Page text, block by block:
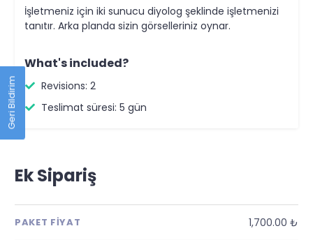
İşletmeniz için iki sunucu diyolog şeklinde işletmenizi
tanıtır. Arka planda sizin görselleriniz oynar.
What's included?
Revisions: 2
Teslimat süresi: 5 gün
Ek Sipariş
PAKET FIYAT 1,700.00 ₺
Geri Bildirim